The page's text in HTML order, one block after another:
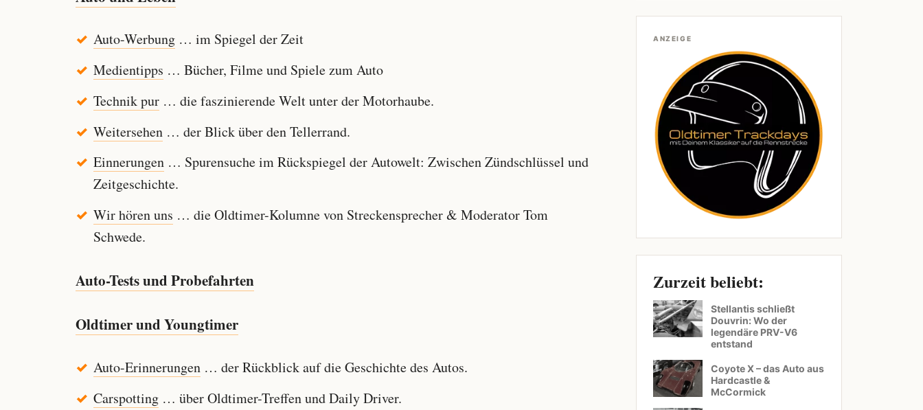
Auto-Werbung… im Spiegel der Zeit
Medientipps … Bücher, Filme und Spiele zum Auto
Technik pur… die faszinierende Welt unter der Motorhaube.
Weitersehen… der Blick über den Tellerrand.
Einnerungen… Spurensuche im Rückspiegel der Autowelt: Zwischen Zündschlüssel und
Zeitgeschichte.
Wir hören uns … die Oldtimer-Kolumne von Streckensprecher & Moderator Tom
Schwede.
Auto-Tests und Probefahrten
Oldtimer und Youngtimer
Auto-Erinnerungen… der Rückblick auf die Geschichte des Autos.
Carspotting… über Oldtimer-Treffen und Daily Driver.
ANZEIGE
Zurzeit beliebt:
Stellantis schließt
Douvrin: Wo der
legendäre PRV-V6
entstand
Coyote X – das Auto aus
Hardcastle &
McCormick